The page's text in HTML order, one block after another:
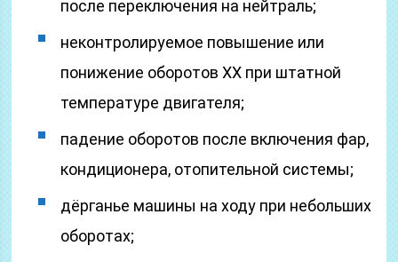
после переключения на нейтраль;
неконтролируемое повышение или
понижение оборотов ХХ при штатной
температуре двигателя;
падение оборотов после включения фар,
кондиционера, отопительной системы;
дёрганье машины на ходу при небольших
оборотах;